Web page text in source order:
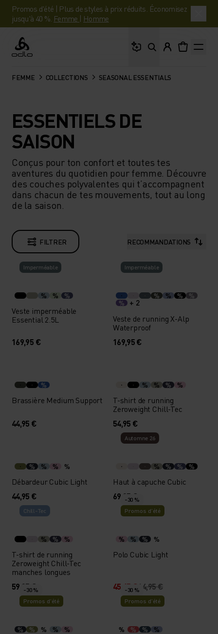
Promos d'été | Plus de styles à prix réduits. Économisez
jusqu'à 40 %. Femme | Homme
Odlo
FEMME COLLECTIONS SEASONAL ESSENTIALS
ESSENTIELS DE
SAISON
Conçus pour ton confort et toutes tes
aventures du quotidien pour femme. Découvre
des couches polyvalentes qui t’accompagnent
dans chacun de tes mouvements, tout au long
de la saison.
FILTRER RECOMMANDATIONS
Imperméable
% % %
Veste imperméable
Essential 2.5L
169,95 €
Imperméable
% % %
%
%
+ 2
Veste de running X-Alp
Waterproof
169,95 €
%
Brassière Medium Support
44,95 €
% % % %
T-shirt de running
Zeroweight Chill-Tec
54,95 €
% % % %
Débardeur Cubic Light
44,95 €
Automne 26
% % % %
Haut à capuche Cubic
69,95 €
Chill-Tec
% % %
T-shirt de running
Zeroweight Chill-Tec
manches longues
59,95 €
-30 %
Promos d’été
% % % %
Polo Cubic Light
45,45 €64,95 €
-30 %
Promos d’été
% % % % %
-30 %
Promos d’été
% % % %